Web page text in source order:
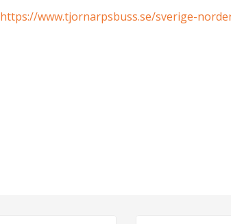
https://www.tjornarpsbuss.se/sverige-